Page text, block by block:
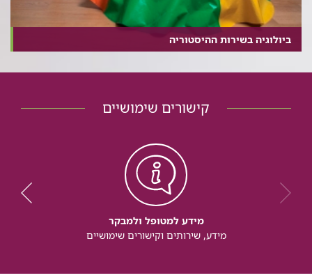
ביולוגיה בשירות ההיסטוריה
קישורים שימושיים
מידע למטופל ולמבקר
מידע, שירותים וקישורים שימושיים